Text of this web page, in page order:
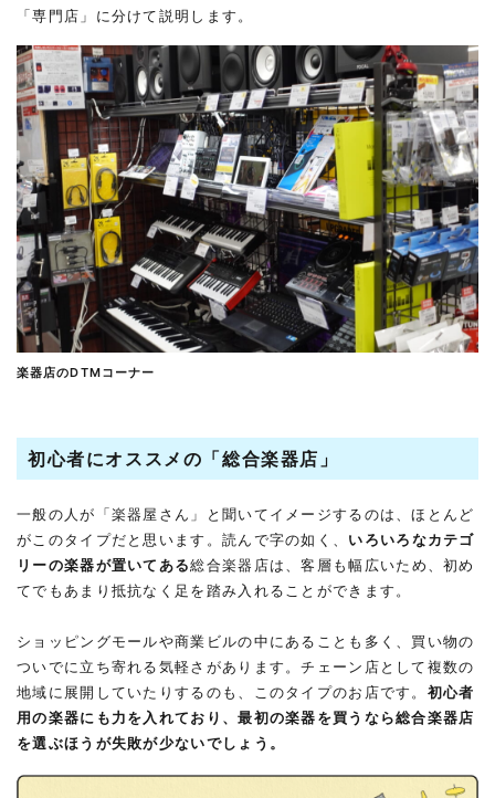
「専門店」に分けて説明します。
楽器店のDTMコーナー
初心者にオススメの「総合楽器店」
一般の人が「楽器屋さん」と聞いてイメージするのは、ほとんど
がこのタイプだと思います。読んで字の如く、 いろいろなカテゴ
リーの楽器が置いてある総合楽器店は、客層も幅広いため、初め
てでもあまり抵抗なく足を踏み入れることができます。
ショッピングモールや商業ビルの中にあることも多く、買い物の
ついでに立ち寄れる気軽さがあります。チェーン店として複数の
地域に展開していたりするのも、このタイプのお店です。 初心者
用の楽器にも力を入れており、最初の楽器を買うなら総合楽器店
を選ぶほうが失敗が少ないでしょう。